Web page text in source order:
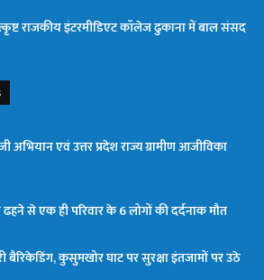
राजकीय इंटरमीडिएट कॉलेज ढुकाना में बाल संसद
अभियान एवं उत्तर प्रदेश राज्य ग्रामीण आजीविका
ढहने से एक ही परिवार के 6 लोगों की दर्दनाक मौत
बैरिकेडिंग, कुसुमखोर घाट पर सुरक्षा इंतजामों पर उठे